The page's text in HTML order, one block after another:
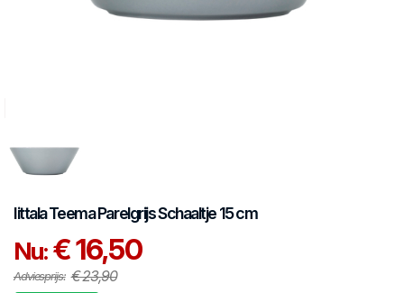
IittalaTeema ParelgrijsSchaaltje 15 cm
Nu:€ 16,50
Adviesprijs: € 23,90